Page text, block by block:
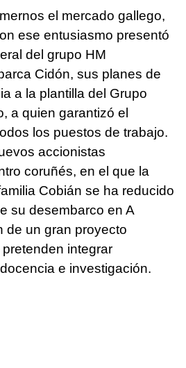
el mercado gallego,
ese entusiasmo presentó
del grupo HM
Cidón, sus planes de
a la plantilla del Grupo
a quien garantizó el
los puestos de trabajo.
accionistas
coruñés, en el que la
Cobián se ha reducido
su desembarco en A
de un gran proyecto
integrar
e investigación.